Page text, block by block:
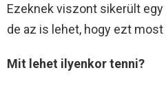
Ezeknek viszont sikerült
de az is lehet, hogy ezt
Mit lehet ilyenkor tenni?